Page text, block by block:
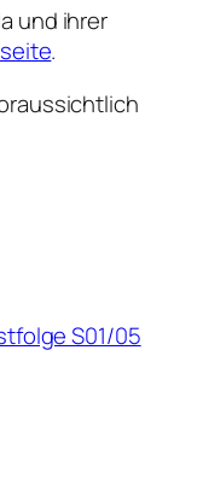
und ihrer
.
S01/05